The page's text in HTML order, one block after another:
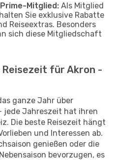
Mitglied: Als Mitglied
Sie exklusive Rabatte
Reiseextras. Besonders
sich diese Mitgliedschaft
für Akron -
ganze Jahr über
jede Jahreszeit hat ihren
Die beste Reisezeit hängt
und Interessen ab.
genießen oder die
bevorzugen, es